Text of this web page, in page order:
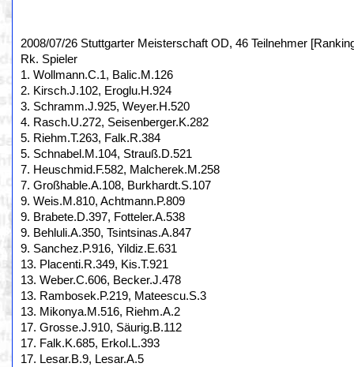
2008/07/26 Stuttgarter Meisterschaft OD, 46 Teilnehmer
Rk. Spieler
1. Wollmann.C.1, Balic.M.126
2. Kirsch.J.102, Eroglu.H.924
3. Schramm.J.925, Weyer.H.520
4. Rasch.U.272, Seisenberger.K.282
5. Riehm.T.263, Falk.R.384
5. Schnabel.M.104, Strauß.D.521
7. Heuschmid.F.582, Malcherek.M.258
7. Großhable.A.108, Burkhardt.S.107
9. Weis.M.810, Achtmann.P.809
9. Brabete.D.397, Fotteler.A.538
9. Behluli.A.350, Tsintsinas.A.847
9. Sanchez.P.916, Yildiz.E.631
13. Placenti.R.349, Kis.T.921
13. Weber.C.606, Becker.J.478
13. Rambosek.P.219, Mateescu.S.3
13. Mikonya.M.516, Riehm.A.2
17. Grosse.J.910, Säurig.B.112
17. Falk.K.685, Erkol.L.393
17. Lesar.B.9, Lesar.A.5